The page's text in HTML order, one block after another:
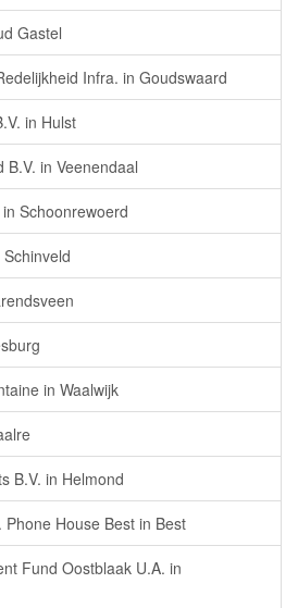
Gastel
Infra. in Goudswaard
in Hulst
B.V. in Veenendaal
Schoonrewoerd
in Waalwijk
B.V. in Helmond
House Best in Best
Fund Oostblaak U.A. in